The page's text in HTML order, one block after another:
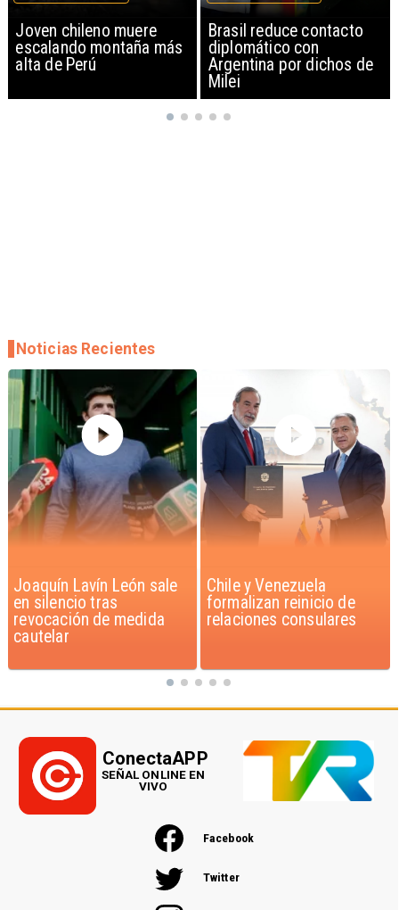
Brasil reduce contacto
diplomático con
Argentina por dichos de
China restringe
exportación de drones a
EEUU y sanciona
empresas
Chile y Venezuela
formalizan reinicio de
relaciones consulares
Feriantes rechazan
dichos de Camila Flores
sobre Fabiola Campillai
Noticias Recientes
Facebook
Twitter
ConectaAPP
SEÑAL ONLINE EN
VIVO